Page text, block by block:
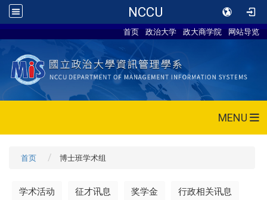
NCCU
首页 政治大学 政大商学院 网站导览
MENU
首页 博士班学术组
学术活动 征才讯息 奖学金 行政相关讯息